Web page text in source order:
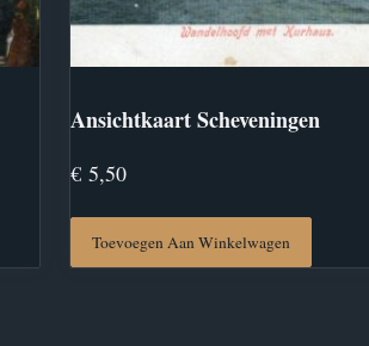
Ansichtkaart Scheveningen
€ 5,50
Toevoegen Aan Winkelwagen